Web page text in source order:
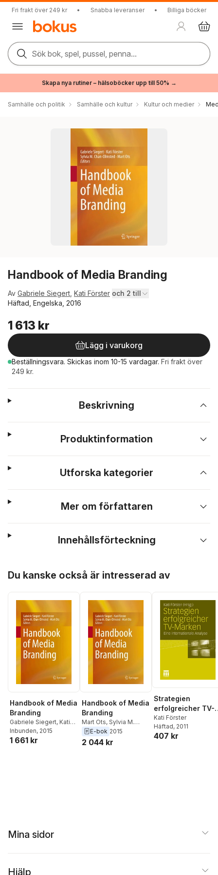
Fri frakt över 249 kr • Snabba leveranser • Billiga böcker
Sök bok, spel, pussel, penna...
Skapa nya rutiner – hälsoböcker upp till 50% →
Samhälle och politik Samhälle och kultur Kultur och medier
Handbook of Media Branding
Av Gabriele Siegert Kati Förster och 2 till
Häftad, Engelska, 2016
1 613 kr
Lägg i varukorg
Beställningsvara. Skickas inom 10-15 vardagar. Fri frakt över
249 kr.
Beskrivning
Produktinformation
Utforska kategorier
Mer om författaren
Innehållsförteckning
Du kanske också är intresserad av
Handbook of Media
Branding
Gabriele Siegert, Kati
Förster,Sylvia M. Chan-
Olmsted,
Inbunden, 2015
1 661 kr
Handbook of Media
Branding
Mart Ots, Sylvia M.
Chan-Olmsted
Forster, Gabriele
E-bok 2015
2 044 kr
Strategien
erfolgreicher TV-
Marken
Kati Förster
Häftad, 2011
407 kr
Mina sidor
Hjälp